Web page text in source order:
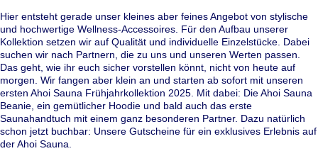
Hier entsteht gerade unser kleines aber feines Angebot von stylische
und hochwertige Wellness-Accessoires. Für den Aufbau unserer
Kollektion setzen wir auf Qualität und individuelle Einzelstücke. Dabei
suchen wir nach Partnern, die zu uns und unseren Werten passen.
Das geht, wie ihr euch sicher vorstellen könnt, nicht von heute auf
morgen. Wir fangen aber klein an und starten ab sofort mit unseren
ersten Ahoi Sauna Frühjahrkollektion 2025. Mit dabei: Die Ahoi Sauna
Beanie, ein gemütlicher Hoodie und bald auch das erste
Saunahandtuch mit einem ganz besonderen Partner. Dazu natürlich
schon jetzt buchbar: Unsere Gutscheine für ein exklusives Erlebnis auf
der Ahoi Sauna.